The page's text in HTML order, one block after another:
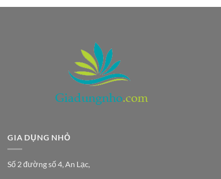
là:
tại
GIA DỤNG NHỎ
Số 2 đường số 4, An Lạc,